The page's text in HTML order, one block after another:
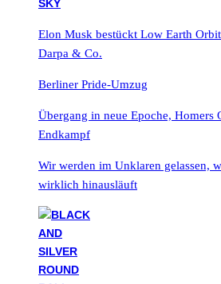
Elon Musk bestückt Low Earth
Darpa & Co.
Berliner Pride-Umzug
Übergang in neue Epoche, Homers
Endkampf
Wir werden im Unklaren gelassen,
wirklich hinausläuft